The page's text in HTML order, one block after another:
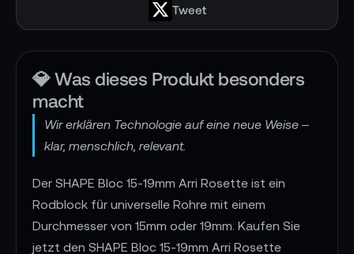
Tweet
💎 Was dieses Produkt besonders
macht
Wir erklären Technologie auf eine neue Weise –
klar, menschlich, relevant.
Der SHAPE Bloc 15-19mm Arri Rosette ist ein
Rodblock für universelle Rohre mit einem
Durchmesser von 15mm oder 19mm. Kaufen Sie
jetzt den SHAPE Bloc 15-19mm Arri Rosette